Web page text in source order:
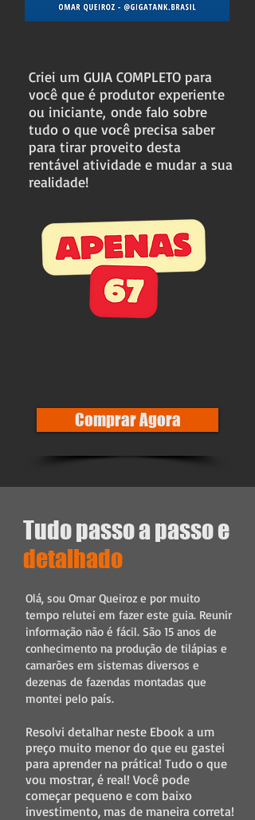
Criei um GUIA COMPLETO para
você que é produtor experiente
ou iniciante, onde falo sobre
tudo o que você precisa saber
para tirar proveito desta
rentável atividade e mudar a sua
realidade!
Comprar Agora
Tudo passo a passo e
detalhado
Olá, sou Omar Queiroz e por muito
tempo relutei em fazer este guia. Reunir
informação não é fácil. São 15 anos de
conhecimento na produção de tilápias e
camarões em sistemas diversos e
dezenas de fazendas montadas que
montei pelo país.
Resolvi detalhar neste Ebook a um
preço muito menor do que eu gastei
para aprender na prática! Tudo o que
vou mostrar, é real! Você pode
começar pequeno e com baixo
investimento, mas de maneira correta!